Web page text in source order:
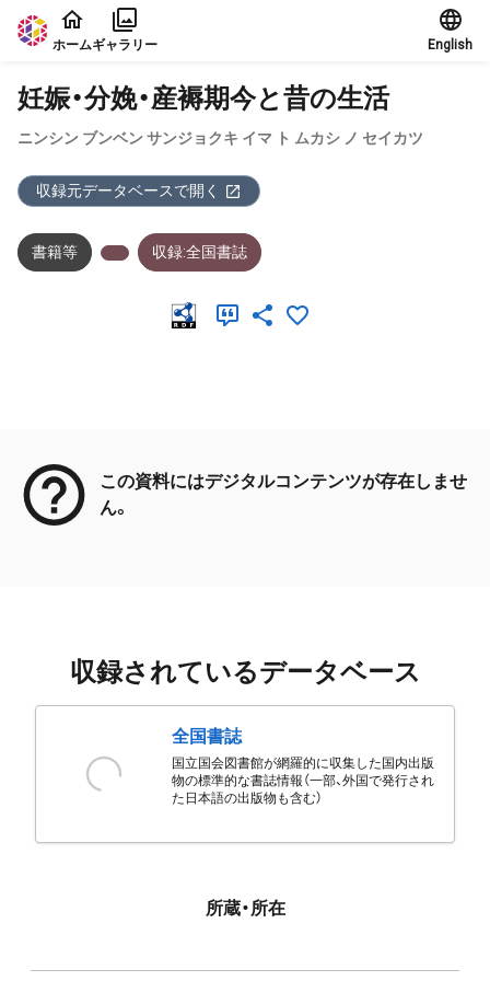
本文に飛ぶ
ホームギャラリー English
妊娠・分娩・産褥期今と昔の生活
ニンシン ブンベン サンジョクキ イマ ト ムカシ ノ セイカツ
収録元データベースで開く
書籍等 収録:全国書誌
この資料にはデジタルコンテンツが存在しませ
ん。
収録されているデータベース
全国書誌
国立国会図書館が網羅的に収集した国内出版
物の標準的な書誌情報（一部、外国で発行され
た日本語の出版物も含む）
所蔵・所在